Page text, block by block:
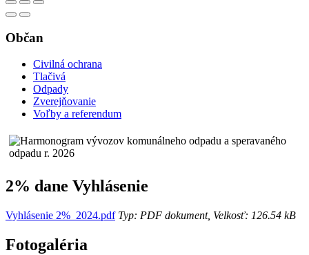
Občan
Civilná ochrana
Tlačivá
Odpady
Zverejňovanie
Voľby a referendum
2% dane Vyhlásenie
Vyhlásenie 2%_2024.pdfTyp: PDF dokument, Velkosť: 126.54 kB
Fotogaléria